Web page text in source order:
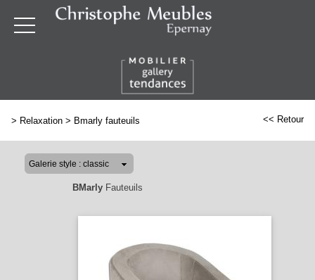
> Relaxation > Bmarly fauteuils << Retour
BMarlyFauteuils